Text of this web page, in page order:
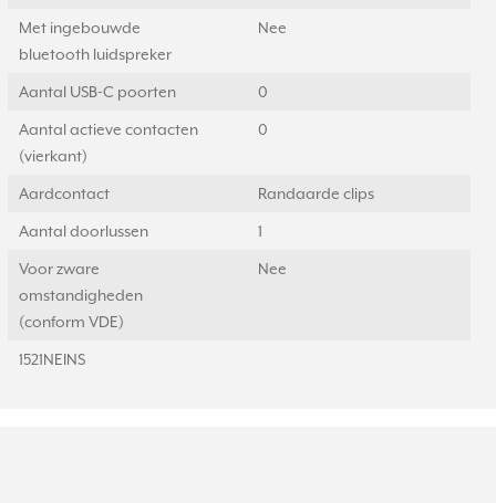
Met ingebouwde
bluetooth luidspreker
Nee
Aantal USB-C poorten 0
Aantal actieve contacten
(vierkant)
0
Aardcontact Randaarde clips
Aantal doorlussen 1
Voor zware
omstandigheden
(conform VDE)
Nee
1521NEINS